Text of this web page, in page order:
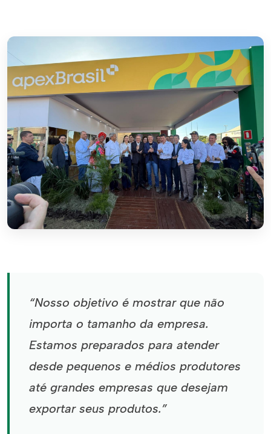
“Nosso objetivo é mostrar que não
importa o tamanho da empresa.
Estamos preparados para atender
desde pequenos e médios produtores
até grandes empresas que desejam
exportar seus produtos.”